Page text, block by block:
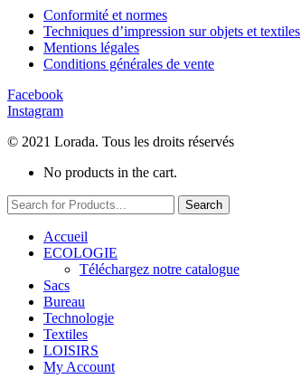
Conformité et normes
Techniques d’impression sur objets et textiles
Mentions légales
Conditions générales de vente
Facebook
Instagram
© 2021 Lorada. Tous les droits réservés
No products in the cart.
Search
Accueil
ECOLOGIE
Téléchargez notre catalogue
Sacs
Bureau
Technologie
Textiles
LOISIRS
My Account